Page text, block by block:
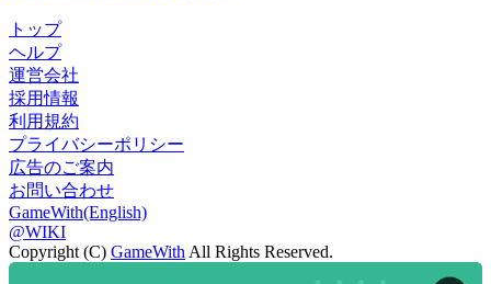
トップ
ヘルプ
運営会社
採用情報
利用規約
プライバシーポリシー
広告のご案内
お問い合わせ
GameWith(English)
@WIKI
Copyright (C) GameWith All Rights Reserved.